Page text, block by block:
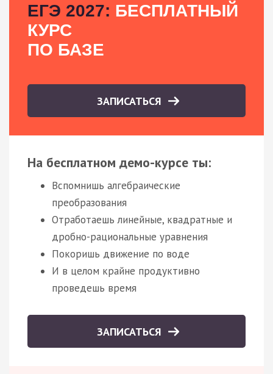
ЕГЭ 2027: БЕСПЛАТНЫЙ
КУРС
ПО БАЗЕ
ЗАПИСАТЬСЯ
На бесплатном демо-курсе ты:
Вспомнишь алгебраические
преобразования
Отработаешь линейные, квадратные и
дробно-рациональные уравнения
Покоришь движение по воде
И в целом крайне продуктивно
проведешь время
ЗАПИСАТЬСЯ